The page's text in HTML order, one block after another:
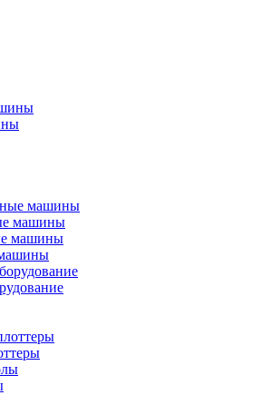
машины